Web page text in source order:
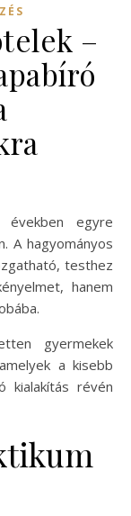
–
egyre
A hagyományos
testhez
hanem
gyermekek
a kisebb
kialakítás révén